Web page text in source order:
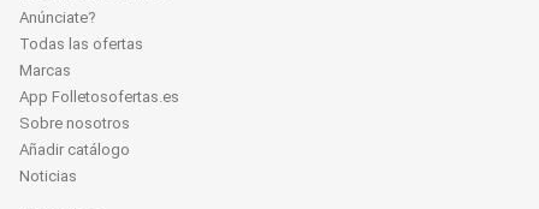
Anúnciate?
Todas las ofertas
Marcas
App Folletosofertas.es
Sobre nosotros
Añadir catálogo
Noticias